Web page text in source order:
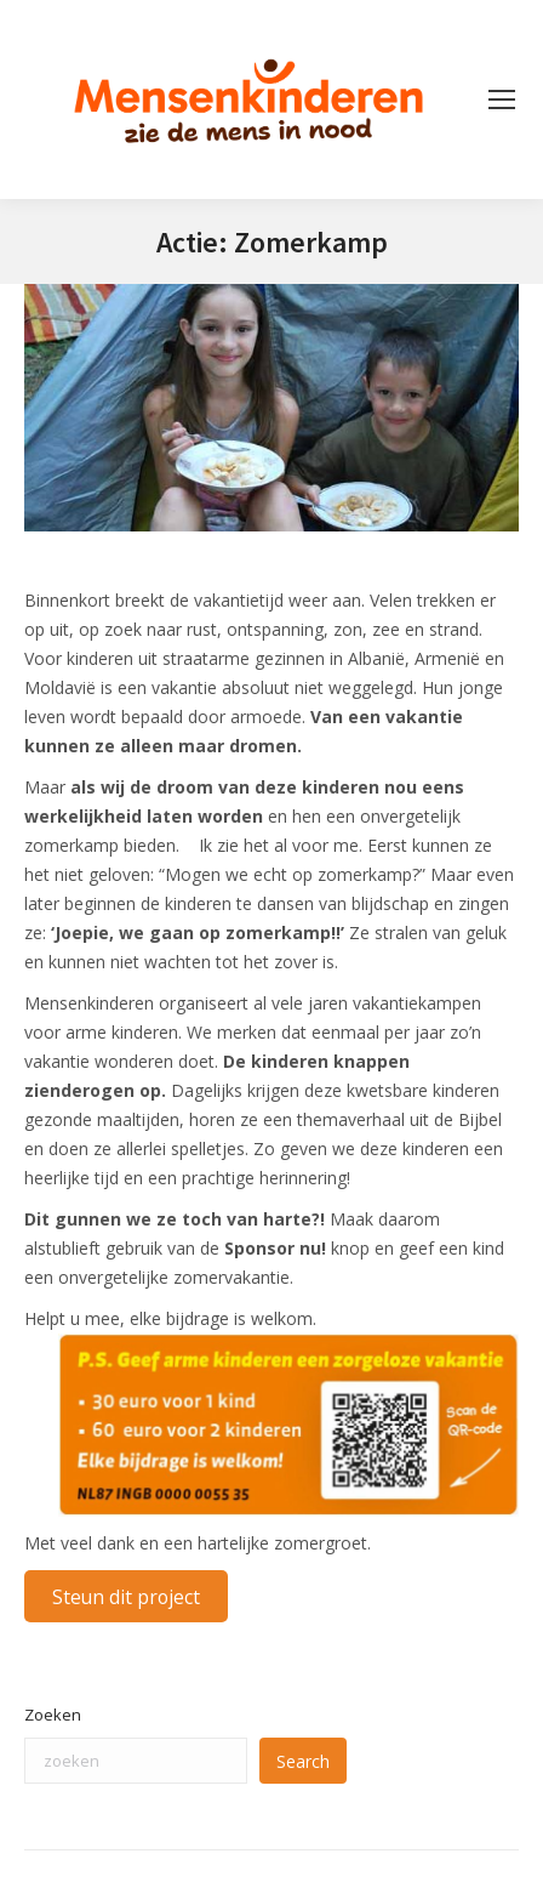
Actie: Zomerkamp
Binnenkort breekt de vakantietijd weer aan. Velen trekken er
op uit, op zoek naar rust, ontspanning, zon, zee en strand.
Voor kinderen uit straatarme gezinnen in Albanië, Armenië en
Moldavië is een vakantie absoluut niet weggelegd. Hun jonge
leven wordt bepaald door armoede. Van een vakantie
kunnen ze alleen maar dromen.
Maar als wij de droom van deze kinderen nou eens
werkelijkheid laten worden en hen een onvergetelijk
zomerkamp bieden. Ik zie het al voor me. Eerst kunnen ze
het niet geloven: “Mogen we echt op zomerkamp?” Maar even
later beginnen de kinderen te dansen van blijdschap en zingen
ze: ‘Joepie, we gaan op zomerkamp!!’ Ze stralen van geluk
en kunnen niet wachten tot het zover is.
Mensenkinderen organiseert al vele jaren vakantiekampen
voor arme kinderen. We merken dat eenmaal per jaar zo’n
vakantie wonderen doet. De kinderen knappen
zienderogen op. Dagelijks krijgen deze kwetsbare kinderen
gezonde maaltijden, horen ze een themaverhaal uit de Bijbel
en doen ze allerlei spelletjes. Zo geven we deze kinderen een
heerlijke tijd en een prachtige herinnering!
Dit gunnen we ze toch van harte?! Maak daarom
alstublieft gebruik van de Sponsor nu! knop en geef een kind
een onvergetelijke zomervakantie.
Helpt u mee, elke bijdrage is welkom.
Met veel dank en een hartelijke zomergroet.
Steun dit project
Zoeken
Search